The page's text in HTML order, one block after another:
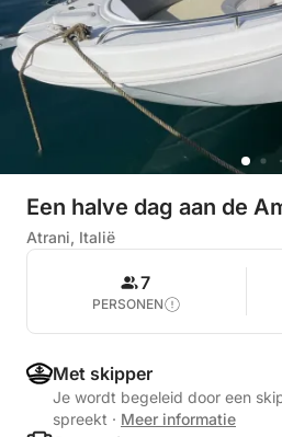
Een halve dag aan de
Atrani, Italië
7
PERSONEN
Met skipper
Je wordt begeleid door een
spreekt · Meer informatie